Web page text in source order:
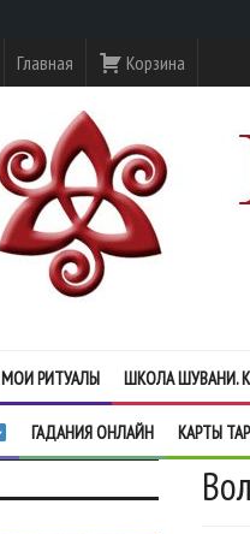
Главная Корзина
МОИ РИТУАЛЫ ШКОЛА ШУВАНИ.
ГАДАНИЯ ОНЛАЙН КАРТЫ